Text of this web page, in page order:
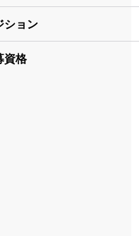
ション
資格